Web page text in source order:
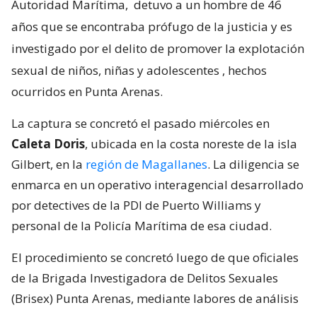
Autoridad Marítima, detuvo a un hombre de 46
años que se encontraba prófugo de la justicia y es
investigado por el delito de promover la explotación
sexual de niños, niñas y adolescentes , hechos
ocurridos en Punta Arenas.
La captura se concretó el pasado miércoles en
Caleta Doris, ubicada en la costa noreste de la isla
Gilbert, en la región de Magallanes. La diligencia se
enmarca en un operativo interagencial desarrollado
por detectives de la PDI de Puerto Williams y
personal de la Policía Marítima de esa ciudad.
El procedimiento se concretó luego de que oficiales
de la Brigada Investigadora de Delitos Sexuales
(Brisex) Punta Arenas, mediante labores de análisis